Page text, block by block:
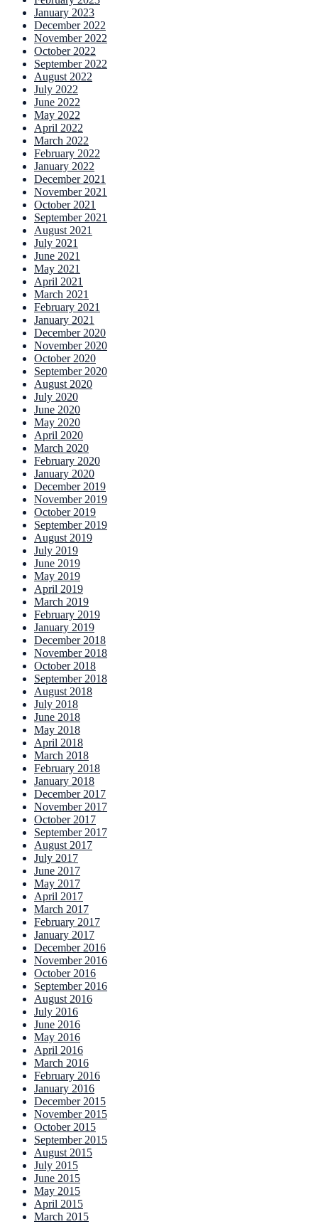
January 2023
December 2022
November 2022
October 2022
September 2022
August 2022
July 2022
June 2022
May 2022
April 2022
March 2022
February 2022
January 2022
December 2021
November 2021
October 2021
September 2021
August 2021
July 2021
June 2021
May 2021
April 2021
March 2021
February 2021
January 2021
December 2020
November 2020
October 2020
September 2020
August 2020
July 2020
June 2020
May 2020
April 2020
March 2020
February 2020
January 2020
December 2019
November 2019
October 2019
September 2019
August 2019
July 2019
June 2019
May 2019
April 2019
March 2019
February 2019
January 2019
December 2018
November 2018
October 2018
September 2018
August 2018
July 2018
June 2018
May 2018
April 2018
March 2018
February 2018
January 2018
December 2017
November 2017
October 2017
September 2017
August 2017
July 2017
June 2017
May 2017
April 2017
March 2017
February 2017
January 2017
December 2016
November 2016
October 2016
September 2016
August 2016
July 2016
June 2016
May 2016
April 2016
March 2016
February 2016
January 2016
December 2015
November 2015
October 2015
September 2015
August 2015
July 2015
June 2015
May 2015
April 2015
March 2015